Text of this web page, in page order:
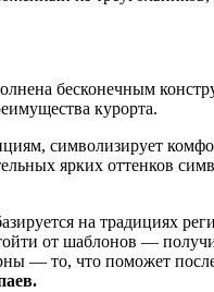
бесконечным
курорта.
символизирует
ярких оттенков
на традициях
от шаблонов —
— то, что поможет